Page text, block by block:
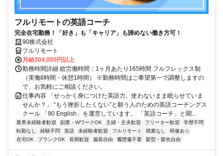
フルリモートの英語コーチ
完全在宅勤務！「好き」も「キャリア」も諦めない働き方可！
90株式会社
フルリモート
月給304,000円以上
勤務時間詳細 総労働時間：1ヶ月あたり165時間 フルフレックス制
（実働8時間・休憩1時間） ※勤務時間はご希望第一で調整しますの
で、お気軽にご相談ください。
仕事内容 「せっかく身につけた英語力、使わないまま眠らせていま
せんか？」 “もう挫折したくない”と願う人のための英語コーチングス
クール 「90 English」を運営しています。 「英語コーチ」と聞...
業界未経験者歓迎 副業・WワークOK 主婦・主夫歓迎 フリーター歓迎
学歴不問
転勤なし
経験不問 英語 未経験者歓迎 フルリモート 残業なし
研修あり
在宅OK
ブランクOK 長期歓迎 服装自由 履歴書不要 髪型・髪色自由